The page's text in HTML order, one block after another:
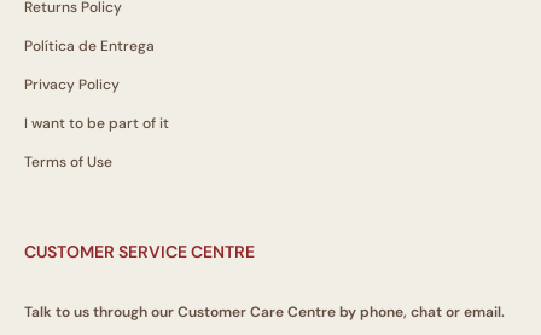
Returns Policy
Política de Entrega
Privacy Policy
I want to be part of it
Terms of Use
CUSTOMER SERVICE CENTRE
Talk to us through our Customer Care Centre by phone, chat or email.